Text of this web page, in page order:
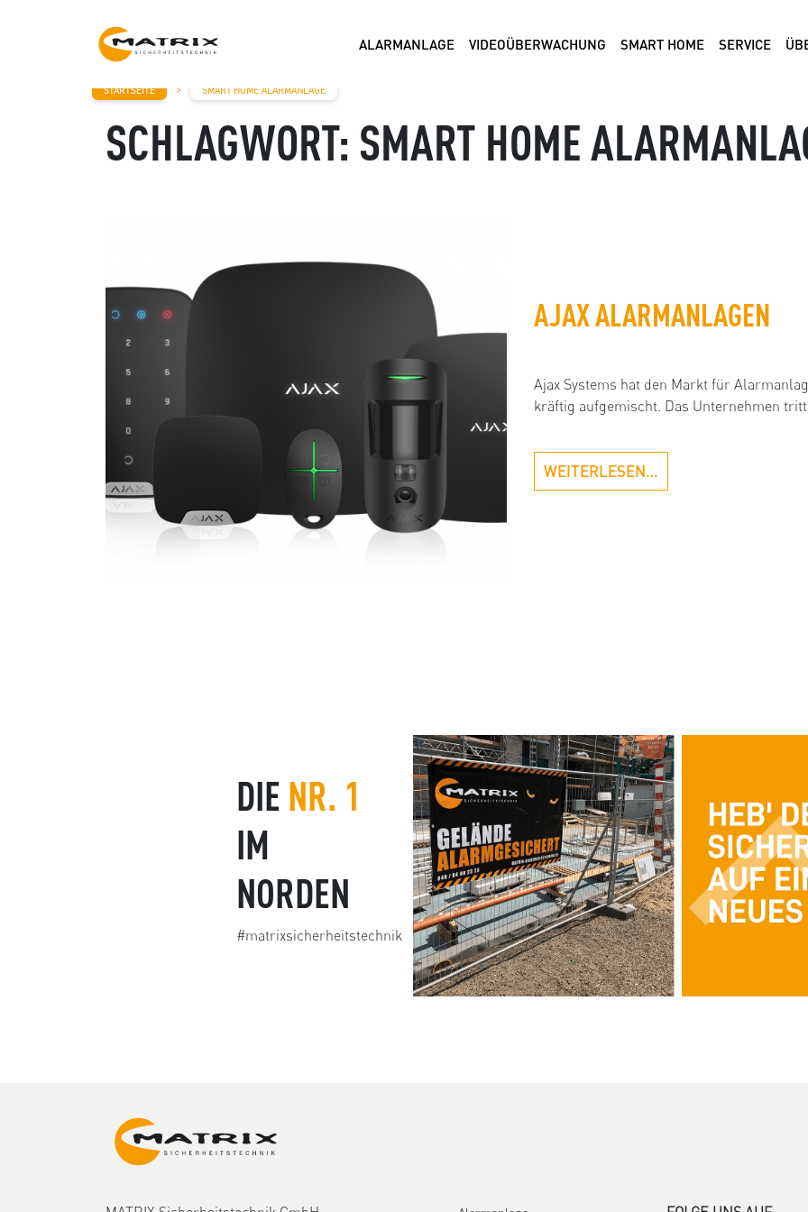
MAIN NAVIGATION ALARMANLAGE VIDEOÜBERWACHUNG SMART HOME SERVICE
STARTSEITE > SMART HOME ALARMANLAGE
SCHLAGWORT: SMART HOME
AJAX ALARMANLAGEN
Ajax Systems hat den Markt für
kräftig aufgemischt. Das Unternehmen
WEITERLESEN…
DIE NR. 1
IM
NORDEN
#matrixsicherheitstechnik